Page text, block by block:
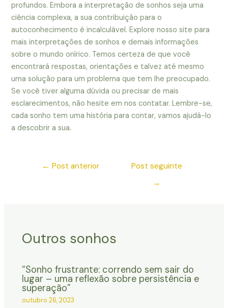
profundos. Embora a interpretação de sonhos seja uma
ciência complexa, a sua contribuição para o
autoconhecimento é incalculável. Explore nosso site para
mais interpretações de sonhos e demais informações
sobre o mundo onírico. Temos certeza de que você
encontrará respostas, orientações e talvez até mesmo
uma solução para um problema que tem lhe preocupado.
Se você tiver alguma dúvida ou precisar de mais
esclarecimentos, não hesite em nos contatar. Lembre-se,
cada sonho tem uma história para contar, vamos ajudá-lo
a descobrir a sua.
← Post anterior
Post seguinte
→
Outros sonhos
“Sonho frustrante: correndo sem sair do
lugar – uma reflexão sobre persistência e
superação”
outubro 26, 2023